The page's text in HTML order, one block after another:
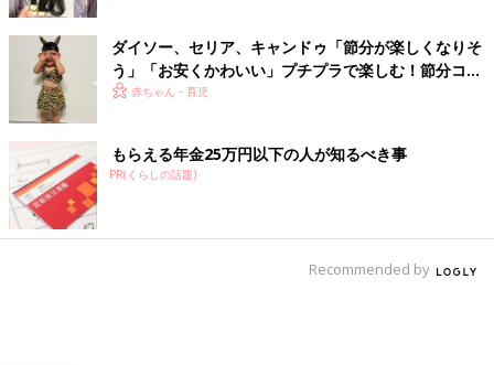
ダイソー、セリア、キャンドゥ「節分が楽しくなりそ
う」「お安くかわいい」プチプラで楽しむ！節分コス
プレアイテム5選
赤ちゃん・育児
もらえる年金25万円以下の人が知るべき事
PR(くらしの話題)
Recommended by